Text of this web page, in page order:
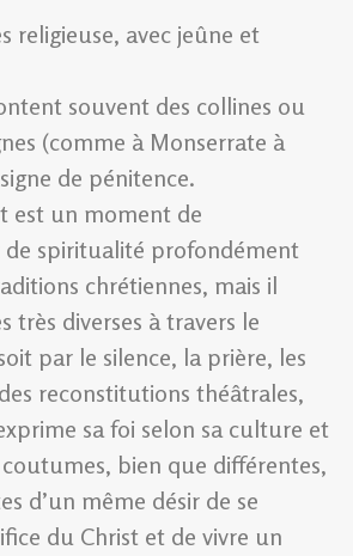
religieuse, avec jeûne et
souvent des collines ou
(comme à Monserrate à
de pénitence.
est un moment de
spiritualité profondément
chrétiennes, mais il
très diverses à travers le
par le silence, la prière, les
reconstitutions théâtrales,
sa foi selon sa culture et
coutumes, bien que différentes,
d’un même désir de se
du Christ et de vivre un